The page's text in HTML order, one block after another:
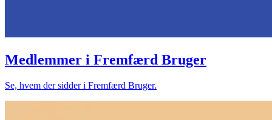
Medlemmer i Fremfærd Bruger
Se, hvem der sidder i Fremfærd Bruger.